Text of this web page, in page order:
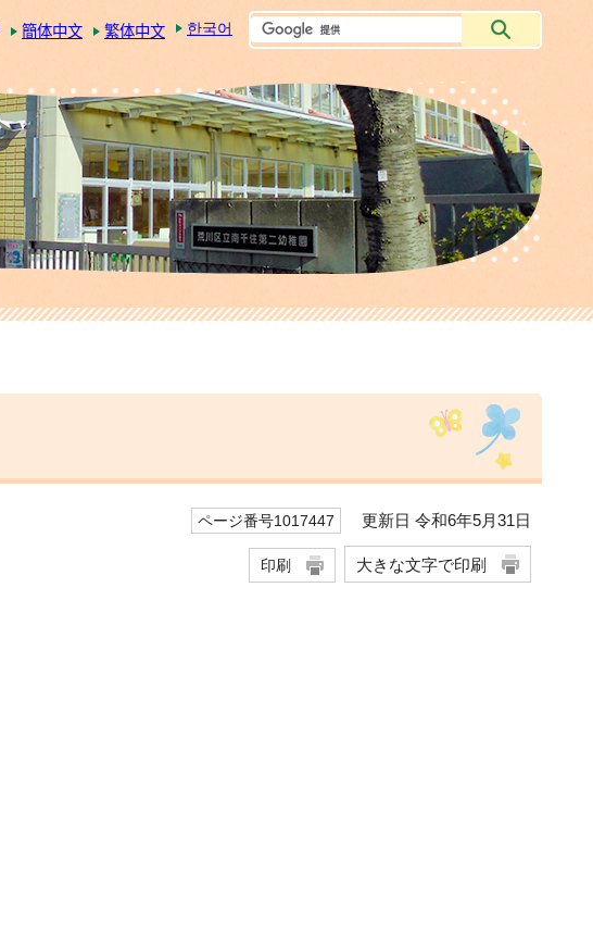
簡体中文 繁体中文 한국어
ページ番号1017447 更新日 令和6年5月31日
印刷 大きな文字で印刷